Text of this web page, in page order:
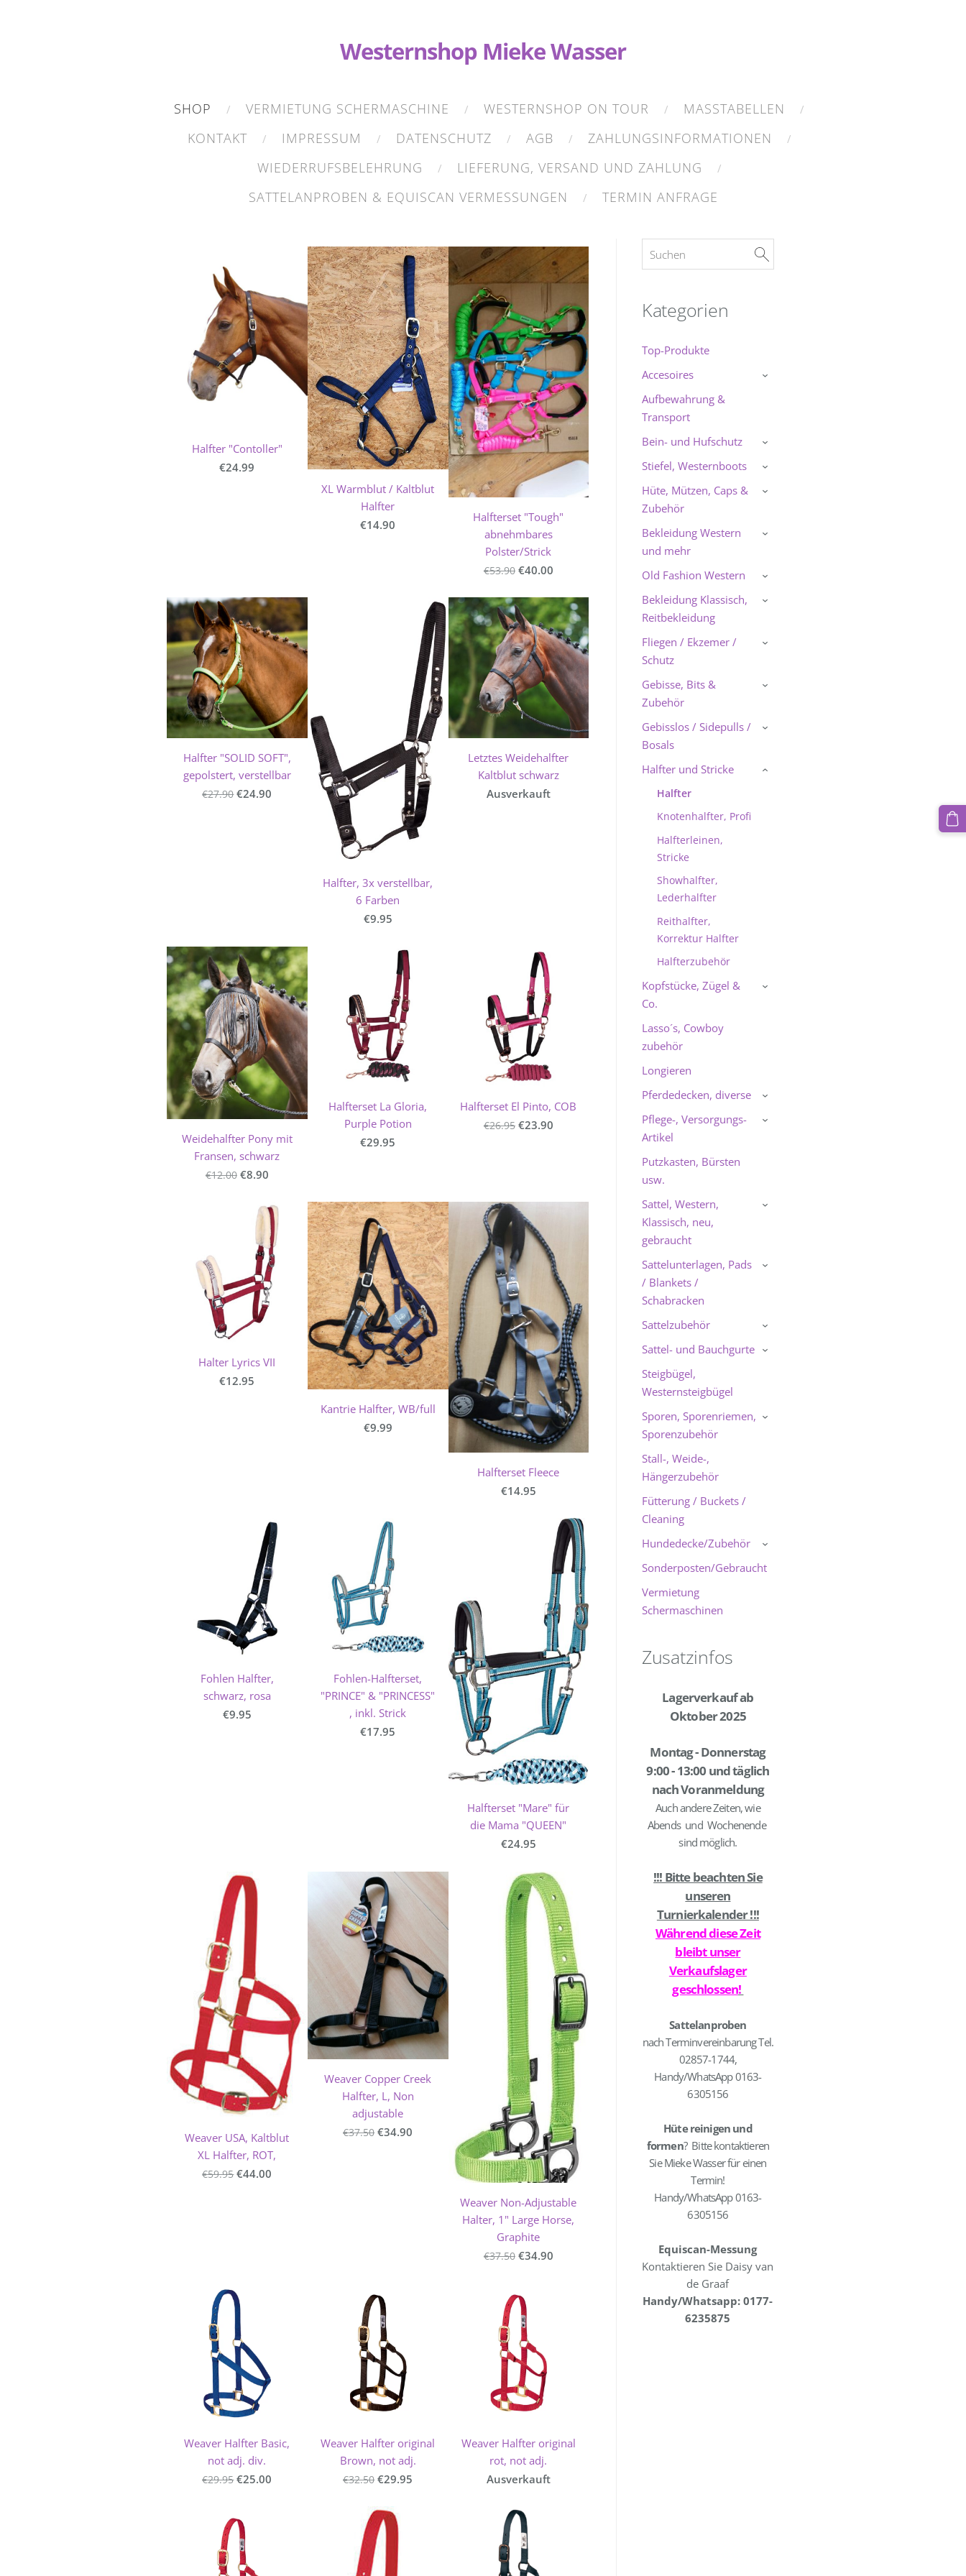
Westernshop Mieke Wasser
SHOP VERMIETUNG SCHERMASCHINE WESTERNSHOP ON TOUR
MASSTABELLEN
KONTAKT
IMPRESSUM DATENSCHUTZ AGB
ZAHLUNGSINFORMATIONEN
WIEDERRUFSBELEHRUNG
LIEFERUNG, VERSAND UND ZAHLUNG
SATTELANPROBEN & EQUISCAN VERMESSUNGEN
TERMIN ANFRAGE
Kategorien
Top-Produkte
Accesoires
›
Aufbewahrung &
Transport
Bein- und Hufschutz
›
Stiefel, Westernboots ›
Hüte, Mützen, Caps &
Zubehör
›
Bekleidung Western
und mehr
›
Old Fashion Western ›
Bekleidung Klassisch,
Reitbekleidung
›
Fliegen / Ekzemer /
Schutz
›
Gebisse, Bits &
Zubehör
›
Gebisslos / Sidepulls /
Bosals
›
Halfter und Stricke
Halfter
Knotenhalfter, Profi
Halfterleinen,
Stricke
Showhalfter,
Lederhalfter
Reithalfter,
Korrektur Halfter
Halfterzubehör
›
Kopfstücke, Zügel &
Co.
›
Lasso´s, Cowboy
zubehör
Longieren
Pferdedecken, diverse
›
Pflege-, Versorgungs-
Artikel
›
Putzkasten, Bürsten
usw.
Sattel, Western,
Klassisch, neu,
gebraucht
›
Sattelunterlagen, Pads
/ Blankets /
Schabracken
›
Sattelzubehör ›
Sattel- und Bauchgurte ›
Steigbügel,
Westernsteigbügel
Sporen, Sporenriemen,
Sporenzubehör
›
Stall-, Weide-,
Hängerzubehör
Fütterung / Buckets /
Cleaning
Hundedecke/Zubehör
›
Sonderposten/Gebraucht
Vermietung
Schermaschinen
Zusatzinfos
Lagerverkauf ab
Oktober 2025
Montag - Donnerstag
9:00 - 13:00 und täglich
nach Voranmeldung
Auch andere Zeiten, wie
Abends und Wochenende
sind möglich.
!!! Bitte beachten Sie
unseren
Turnierkalender !!!
Während diese Zeit
bleibt unser
Verkaufslager
geschlossen!
Sattelanproben
nach Terminvereinbarung Tel.
02857-1744,
Handy/WhatsApp 0163-
6305156
Hüte reinigen und
formen? Bitte kontaktieren
Sie Mieke Wasser für einen
Termin!
Handy/WhatsApp 0163-
6305156
Equiscan-Messung
Kontaktieren Sie Daisy van
de Graaf
Handy/Whatsapp: 0177-
6235875
Halfter "Contoller"
€24.99
XL Warmblut / Kaltblut
Halfter
€14.90
Halfterset "Tough"
abnehmbares
Polster/Strick
€53.90 €40.00
Halfter "SOLID SOFT",
gepolstert, verstellbar
€27.90 €24.90
Halfter, 3x verstellbar,
6 Farben
€9.95
Letztes Weidehalfter
Kaltblut schwarz
Ausverkauft
Weidehalfter Pony mit
Fransen, schwarz
€12.00 €8.90
Halfterset La Gloria,
Purple Potion
€29.95
Halfterset El Pinto, COB
€26.95 €23.90
Halter Lyrics VII
€12.95
Kantrie Halfter, WB/full
€9.99
Halfterset Fleece
€14.95
Fohlen Halfter,
schwarz, rosa
€9.95
Fohlen-Halfterset,
"PRINCE" & "PRINCESS"
, inkl. Strick
€17.95
Halfterset "Mare" für
die Mama "QUEEN"
€24.95
Weaver USA, Kaltblut
XL Halfter, ROT,
€59.95 €44.00
Weaver Copper Creek
Halfter, L, Non
adjustable
€37.50 €34.90
Weaver Non-Adjustable
Halter, 1" Large Horse,
Graphite
€37.50 €34.90
Weaver Halfter Basic,
not adj. div.
€29.95 €25.00
Weaver Halfter original
Brown, not adj.
€32.50 €29.95
Weaver Halfter original
rot, not adj.
Ausverkauft